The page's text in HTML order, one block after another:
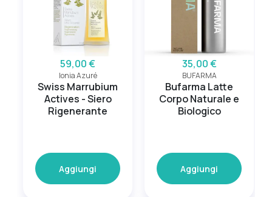
59,00 €
Ionia Azuré
Swiss Marrubium
Actives - Siero
Rigenerante
Aggiungi
35,00 €
BUFARMA
Bufarma Latte
Corpo Naturale e
Biologico
Aggiungi